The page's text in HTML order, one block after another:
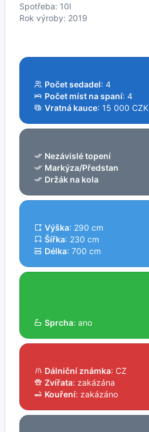
Spotřeba: 10l
Rok výroby: 2019
Počet sedadel: 4
Počet míst na spaní: 4
Vratná kauce: 15 000 CZK
Nezávislé topení
Markýza/Předstan
Držák na kola
Výška: 290 cm
Šířka: 230 cm
Délka: 700 cm
Sprcha: ano
Dálniční známka: CZ
Zvířata: zakázána
Kouření: zakázáno